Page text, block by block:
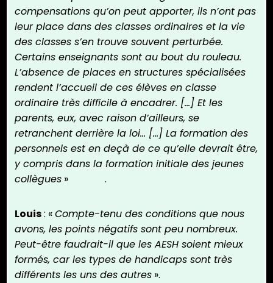
compensations qu’on peut apporter, ils n’ont pas
leur place dans des classes ordinaires et la vie
des classes s’en trouve souvent perturbée.
Certains enseignants sont au bout du rouleau.
L’absence de places en structures spécialisées
rendent l’accueil de ces élèves en classe
ordinaire très difficile à encadrer. […] Et les
parents, eux, avec raison d’ailleurs, se
retranchent derrière la loi… […] La formation des
personnels est en deçà de ce qu’elle devrait être,
y compris dans la formation initiale des jeunes
collègues » .
Louis: «Compte-tenu des conditions que nous
avons, les points négatifs sont peu nombreux.
Peut-être faudrait-il que les AESH soient mieux
formés, car les types de handicaps sont très
différents les uns des autres ».